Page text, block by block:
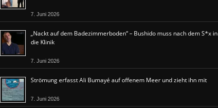
7. Juni 2026
„Nackt auf dem Badezimmerboden“ – Bushido muss nach dem S*x in
die Klinik
7. Juni 2026
Strömung erfasst Ali Bumayé auf offenem Meer und zieht ihn mit
7. Juni 2026